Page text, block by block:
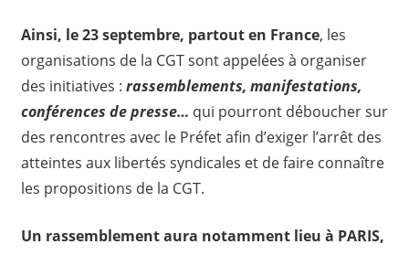
Ainsi, le 23 septembre, partout en France, les
organisations de la CGT sont appelées à organiser
des initiatives : rassemblements, manifestations,
conférences de presse… qui pourront déboucher sur
des rencontres avec le Préfet afin d’exiger l’arrêt des
atteintes aux libertés syndicales et de faire connaître
les propositions de la CGT.
Un rassemblement aura notamment lieu à PARIS,